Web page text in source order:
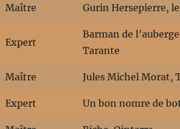
Maître Gurin Hersepierre,
Expert
Barman de
Tarante
Maître Jules Michel Morat,
Expert Un bon nomre de